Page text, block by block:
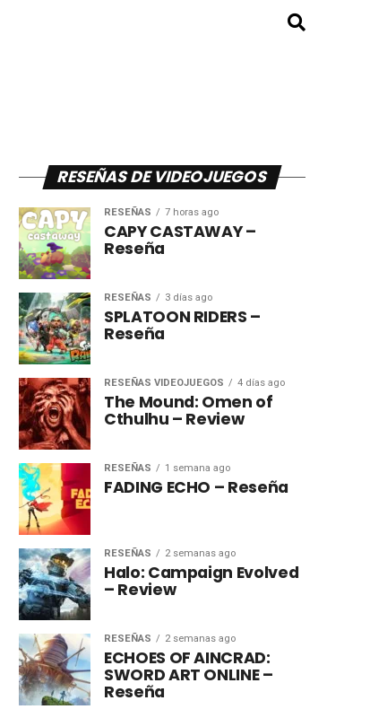
RESEÑAS DE VIDEOJUEGOS
RESEÑAS 7 horas ago
CAPY CASTAWAY –
Reseña
RESEÑAS 3 días ago
SPLATOON RIDERS –
Reseña
RESEÑAS VIDEOJUEGOS 4 días ago
The Mound: Omen of
Cthulhu – Review
RESEÑAS 1 semana ago
FADING ECHO – Reseña
RESEÑAS 2 semanas ago
Halo: Campaign Evolved
– Review
RESEÑAS 2 semanas ago
ECHOES OF AINCRAD:
SWORD ART ONLINE –
Reseña